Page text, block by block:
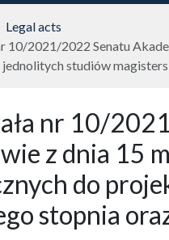
Legal acts
10/2021/2022 Senatu
studiów
nr 10/
z dnia 15
do
stopnia